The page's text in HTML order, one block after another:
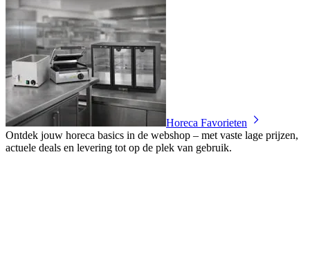
Horeca Favorieten
Ontdek jouw horeca basics in de webshop – met vaste lage prijzen,
actuele deals en levering tot op de plek van gebruik.